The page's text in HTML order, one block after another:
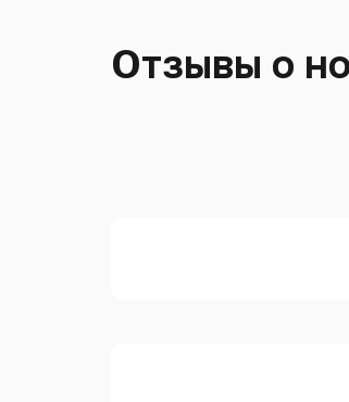
Отзывы о